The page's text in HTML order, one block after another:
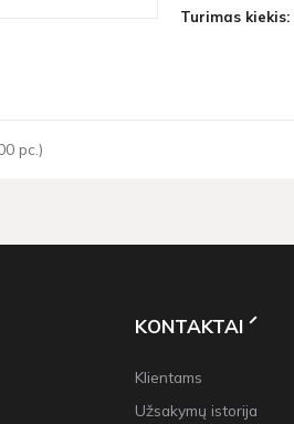
Turimas kiekis:
pc.)
KONTAKTAI
Klientams
Užsakymų istorija